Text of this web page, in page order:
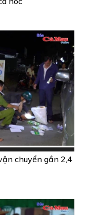
chuyển gần 2,4